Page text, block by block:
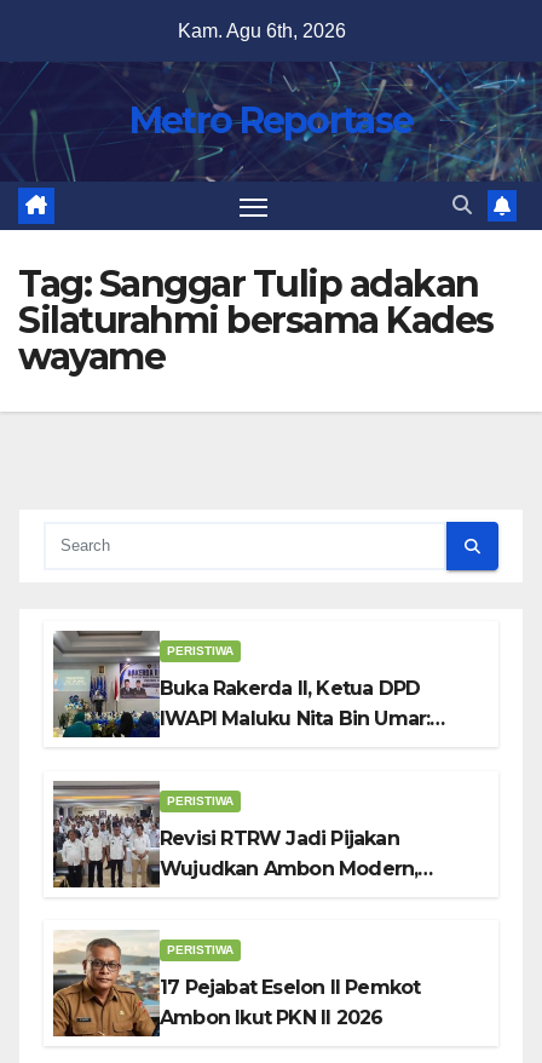
content
Kam. Agu 6th, 2026
Metro Reportase
Tag:Sanggar Tulip adakan
Silaturahmi bersama Kades
wayame
PERISTIWA
Buka Rakerda II, Ketua DPD
IWAPI Maluku Nita Bin Umar:
PERISTIWA
Revisi RTRW Jadi Pijakan
Wujudkan Ambon Modern,
PERISTIWA
17 Pejabat Eselon II Pemkot
Ambon Ikut PKN II 2026